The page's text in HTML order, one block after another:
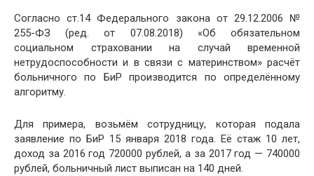
Согласно ст.14 Федерального закона от 29.12.2006 №
255-ФЗ (ред. от 07.08.2018) «Об обязательном
социальном страховании на случай временной
нетрудоспособности и в связи с материнством» расчёт
больничного по БиР производится по определённому
алгоритму.
Для примера, возьмём сотрудницу, которая подала
заявление по БиР 15 января 2018 года. Её стаж 10 лет,
доход за 2016 год 720000 рублей, а за 2017 год — 740000
рублей, больничный лист выписан на 140 дней.